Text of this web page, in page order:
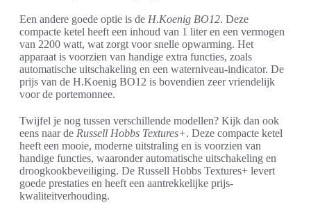
Een andere goede optie is de H.Koenig BO12. Deze
compacte ketel heeft een inhoud van 1 liter en een vermogen
van 2200 watt, wat zorgt voor snelle opwarming. Het
apparaat is voorzien van handige extra functies, zoals
automatische uitschakeling en een waterniveau-indicator. De
prijs van de H.Koenig BO12 is bovendien zeer vriendelijk
voor de portemonnee.
Twijfel je nog tussen verschillende modellen? Kijk dan ook
eens naar de Russell Hobbs Textures+. Deze compacte ketel
heeft een mooie, moderne uitstraling en is voorzien van
handige functies, waaronder automatische uitschakeling en
droogkookbeveiliging. De Russell Hobbs Textures+ levert
goede prestaties en heeft een aantrekkelijke prijs-
kwaliteitverhouding.